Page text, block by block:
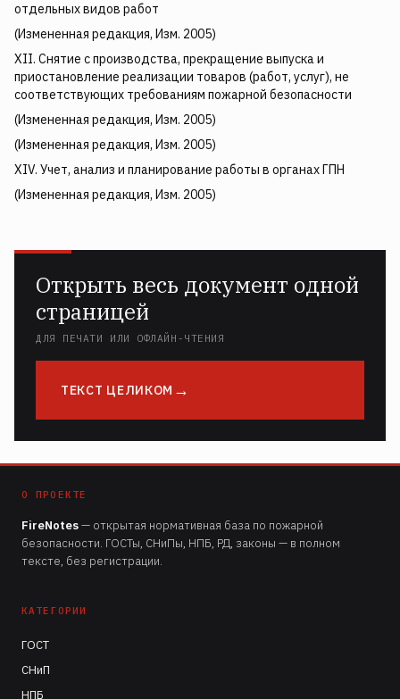
отдельных видов работ
(Измененная редакция, Изм. 2005)
XII. Снятие с производства, прекращение выпуска и
приостановление реализации товаров (работ, услуг), не
соответствующих требованиям пожарной безопасности
(Измененная редакция, Изм. 2005)
(Измененная редакция, Изм. 2005)
XIV. Учет, анализ и планирование работы в органах ГПН
(Измененная редакция, Изм. 2005)
Открыть весь документ одной
страницей
ДЛЯ ПЕЧАТИ ИЛИ ОФЛАЙН-ЧТЕНИЯ
ТЕКСТ ЦЕЛИКОМ
О ПРОЕКТЕ
FireNotes— открытая нормативная база по пожарной
безопасности. ГОСТы, СНиПы, НПБ, РД, законы — в полном
тексте, без регистрации.
КАТЕГОРИИ
ГОСТ
СНиП
НПБ